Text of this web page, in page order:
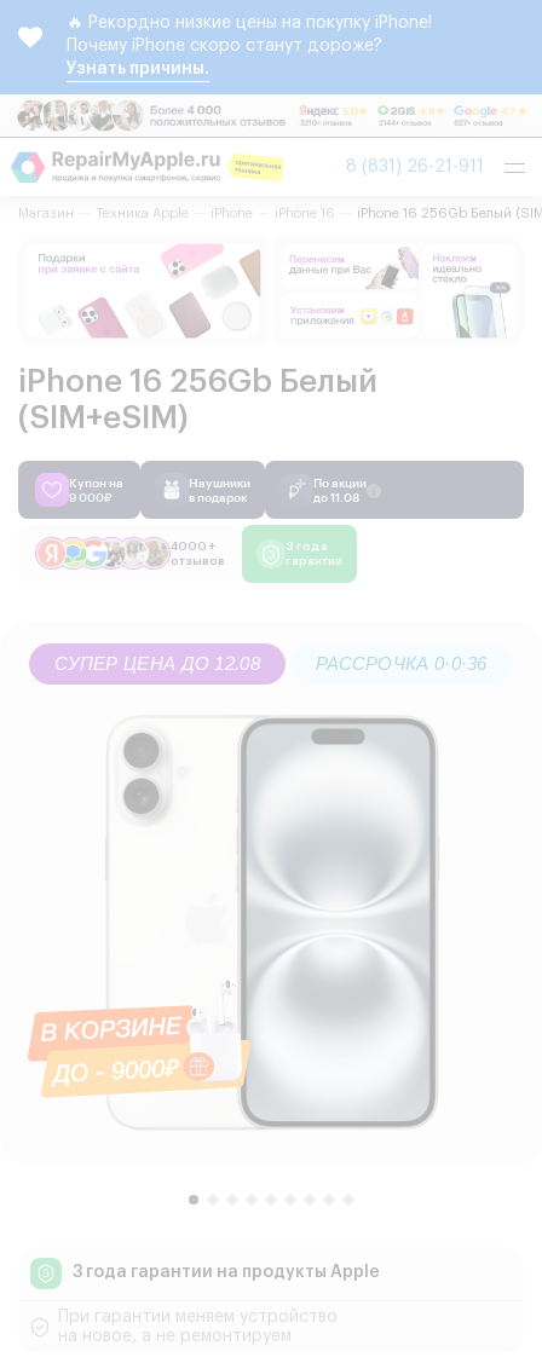
🔥 Рекордно низкие цены на покупку iPhone!
Почему iPhone скоро станут дороже?
Узнать причины.
8 (831) 26-21-911
Магазин Техника Apple iPhone iPhone 16 iPhone 16 256Gb Белый
iPhone 16 256Gb Белый
(SIM+eSIM)
Купон на
9 000₽
Наушники
в подарок
По акции
до 11.08
4000 +
отзывов
3 года
гарантии
СУПЕР ЦЕНА ДО 12.08 РАССРОЧКА 0·0·36
3 года гарантии на продукты Apple
При гарантии меняем устройство
на новое, а не ремонтируем